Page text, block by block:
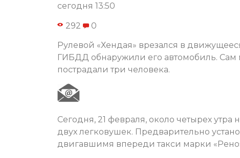
сегодня 13:50
292 0
Рулевой «Хендая» врезался в
ГИБДД обнаружили его автомобиль. Сам
пострадали три человека.
Сегодня, 21 февраля, около четырех
двух легковушек. Предварительно
двигавшимя впереди такси марки